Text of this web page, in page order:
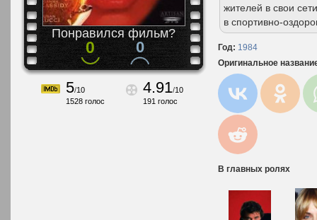
Понравился фильм?
0 0
5/10
1528 голос
4.91/10
191 голос
жителей в свои
в спортивно-
Год: 1984
Оригинальное
В главных ролях